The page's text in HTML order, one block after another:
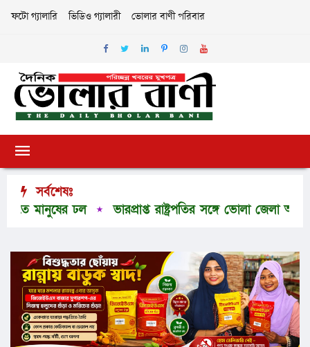
ফটো গ্যালারি ভিডিও গ্যালারী ভোলার বাণী পরিবার
সর্বশেষঃ
ঢল
ভারপ্রাপ্ত রাষ্ট্রপতির সঙ্গে ভোলা জেলা